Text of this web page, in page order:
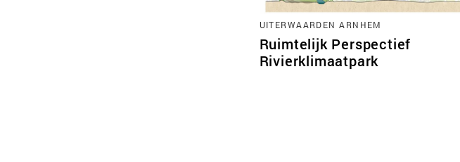
UITERWAARDEN ARNHEM
Ruimtelijk Perspectief
Rivierklimaatpark